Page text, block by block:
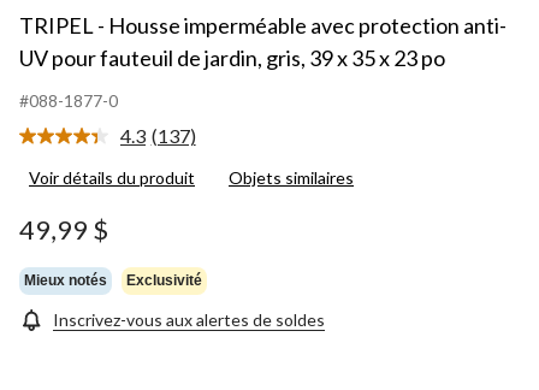
TRIPEL - Housse imperméable avec protection anti-
UV pour fauteuil de jardin, gris, 39 x 35 x 23 po
#088-1877-0
4.3 Lire
137
même
page.
(137)
Voir détails du produit Objets similaires
49,99 $
Mieux notés Exclusivité
Inscrivez-vous aux alertes de soldes